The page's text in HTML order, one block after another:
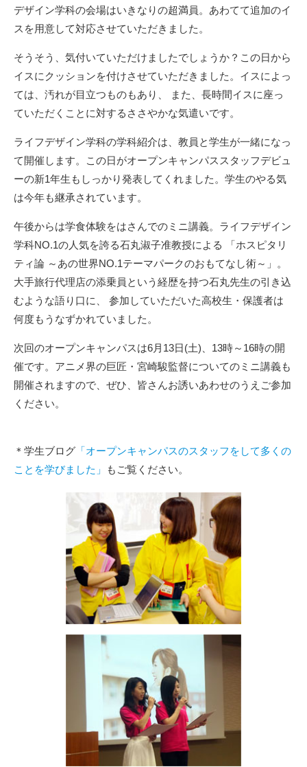
デザイン学科の会場はいきなりの超満員。あわてて追加のイ
スを用意して対応させていただきました。
そうそう、気付いていただけましたでしょうか？ この日から
イスにクッションを付けさせていただきました。イスによっ
ては、汚れが目立つものもあり、 また、長時間イスに座っ
ていただくことに対するささやかな気遣いです。
ライフデザイン学科の学科紹介は、教員と学生が一緒になっ
て開催します。
この日がオープンキャンパススタッフデビュ
ーの新1年生もしっかり発表してくれました。学生のやる気
は今年も継承されています。
午後からは学食体験をはさんでのミニ講義。 ライフデザイン
学科NO.1の人気を誇る石丸淑子准教授による 「ホスピタリ
ティ論 ～あの世界NO.1テーマパークのおもてなし術～」。
大手旅行代理店の添乗員という経歴を持つ石丸先生の引き込
むような語り口に、 参加していただいた高校生・保護者は
何度もうなずかれていました。
次回のオープンキャンパスは6月13日(土)、13時～16時の開
催です。 アニメ界の巨匠・宮崎駿監督についてのミニ講義も
開催されますので、ぜひ、皆さんお誘いあわせのうえご参加
ください。
＊学生ブログ 「オープンキャンパスのスタッフをして多くの
ことを学びました」
もご覧ください。